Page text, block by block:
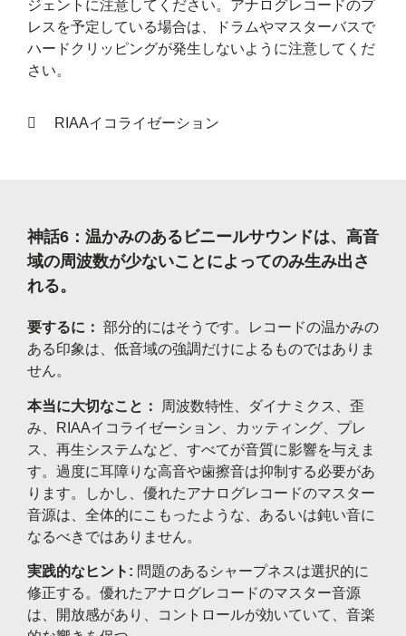
ジェントに注意してください。アナログレコードのプ
レスを予定している場合は、ドラムやマスターバスで
ハードクリッピングが発生しないように注意してくだ
さい。
RIAAイコライゼーション
神話6：温かみのあるビニールサウンドは、高音
域の周波数が少ないことによってのみ生み出さ
れる。
要するに： 部分的にはそうです。レコードの温かみの
ある印象は、低音域の強調だけによるものではありま
せん。
本当に大切なこと：
周波数特性、ダイナミクス、歪
み、RIAAイコライゼーション、カッティング、プレ
ス、再生システムなど、すべてが音質に影響を与えま
す。過度に耳障りな高音や歯擦音は抑制する必要があ
ります。しかし、優れたアナログレコードのマスター
音源は、全体的にこもったような、あるいは鈍い音に
なるべきではありません。
実践的なヒント: 問題のあるシャープネスは選択的に
修正する。優れたアナログレコードのマスター音源
は、開放感があり、コントロールが効いていて、音楽